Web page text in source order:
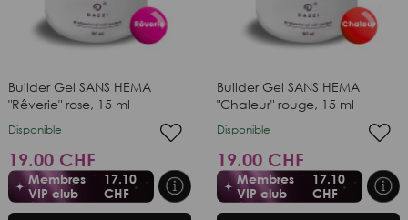
Builder Gel SANS HEMA
"Rêverie" rose, 15 ml
Disponible
19.00 CHF
Membres
VIP club
17.10
CHF
Builder Gel SANS HEMA
"Chaleur" rouge, 15 ml
Disponible
19.00 CHF
Membres
VIP club
17.10
CHF